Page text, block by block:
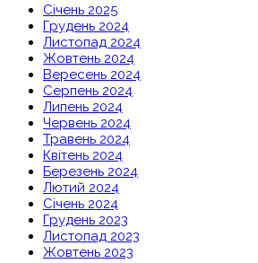
Січень 2025
Грудень 2024
Листопад 2024
Жовтень 2024
Вересень 2024
Серпень 2024
Липень 2024
Червень 2024
Травень 2024
Квітень 2024
Березень 2024
Лютий 2024
Січень 2024
Грудень 2023
Листопад 2023
Жовтень 2023